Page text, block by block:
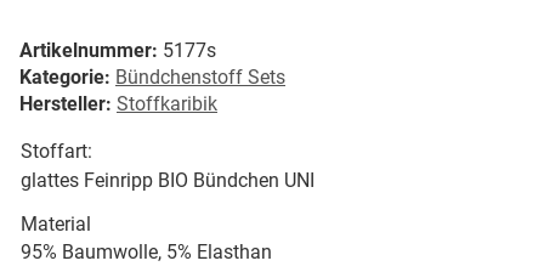
Artikelnummer: 5177s
Kategorie: Bündchenstoff Sets
Hersteller: Stoffkaribik
Stoffart:
glattes Feinripp BIO Bündchen UNI
Material
95% Baumwolle, 5% Elasthan